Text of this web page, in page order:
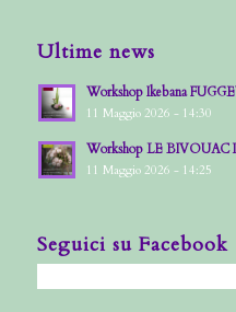
Ultime news
Workshop Ikebana
11 Maggio 2026 - 14:30
Workshop LE BIVOUAC
11 Maggio 2026 - 14:25
Seguici su Facebook